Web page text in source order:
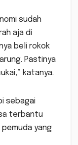
sudah
aja di
beli rokok
Pastinya
katanya.
sebagai
terbantu
pemuda yang